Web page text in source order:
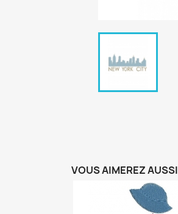
VOUS AIMEREZ AUSSI